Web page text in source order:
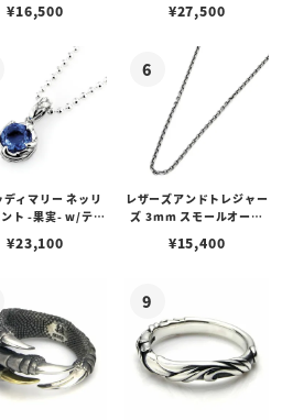
¥16,500 ¥27,500
ディマリー ネッリ
ト -果実- w/ティ
¥23,100
レザーズアンドトレジャー
ズ 3mm スモールオーバ
ブスタークラスプ＆LTロ
¥15,400